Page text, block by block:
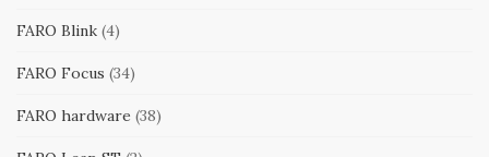
FARO Blink (4)
FARO Focus (34)
FARO hardware (38)